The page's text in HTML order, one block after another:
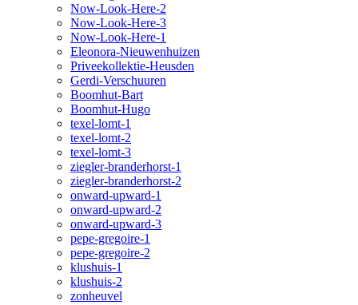
Now-Look-Here-2
Now-Look-Here-3
Now-Look-Here-1
Eleonora-Nieuwenhuizen
Priveekollektie-Heusden
Gerdi-Verschuuren
Boomhut-Bart
Boomhut-Hugo
texel-lomt-1
texel-lomt-2
texel-lomt-3
ziegler-branderhorst-1
ziegler-branderhorst-2
onward-upward-1
onward-upward-2
onward-upward-3
pepe-gregoire-1
pepe-gregoire-2
klushuis-1
klushuis-2
zonheuvel